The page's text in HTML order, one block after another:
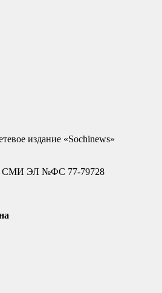
издание «Sochinews»
СМИ ЭЛ №ФС 77-79728